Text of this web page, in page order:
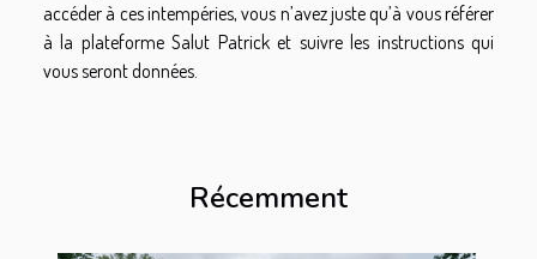
accéder à ces intempéries, vous n’avez juste qu’à vous référer
à la plateforme Salut Patrick et suivre les instructions qui
vous seront données.
Récemment